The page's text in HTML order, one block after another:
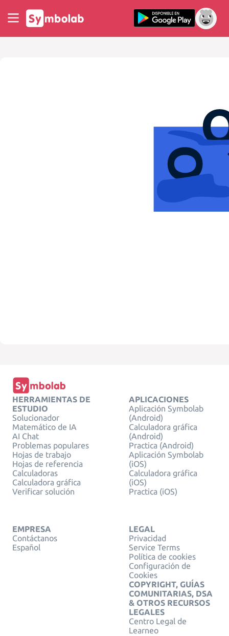
HERRAMIENTAS DE
ESTUDIO
Solucionador
Matemático de IA
AI Chat
Problemas populares
Hojas de trabajo
Hojas de referencia
Calculadoras
Calculadora gráfica
Verificar solución
APLICACIONES
Aplicación Symbolab
(Android)
Calculadora gráfica
(Android)
Practica (Android)
Aplicación Symbolab
(iOS)
Calculadora gráfica
(iOS)
Practica (iOS)
EMPRESA
Contáctanos
Español
LEGAL
Privacidad
Service Terms
Política de cookies
Configuración de
Cookies
COPYRIGHT, GUÍAS
COMUNITARIAS, DSA
& OTROS RECURSOS
LEGALES
Centro Legal de
Learneo